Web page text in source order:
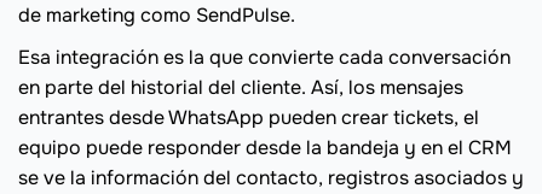
de marketing como SendPulse.
Esa integración es la que convierte cada conversación
en parte del historial del cliente. Así, los mensajes
entrantes desde WhatsApp pueden crear tickets, el
equipo puede responder desde la bandeja y en el CRM
se ve la información del contacto, registros asociados y